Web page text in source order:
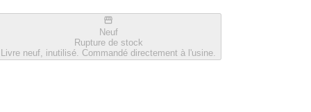
Neuf
Rupture de stock
Livre neuf, inutilisé. Commandé directement à l'usine.